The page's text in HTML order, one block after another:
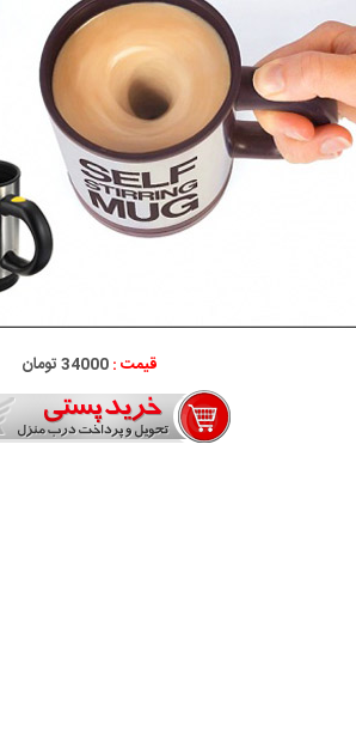
قیمت :34000 تومان